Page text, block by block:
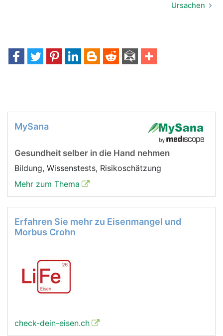
Ursachen
MySana
Gesundheit selber in die Hand nehmen
Bildung, Wissenstests, Risikoschätzung
Mehr zum Thema
Erfahren Sie mehr zu Eisenmangel und
Morbus Crohn
check-dein-eisen.ch